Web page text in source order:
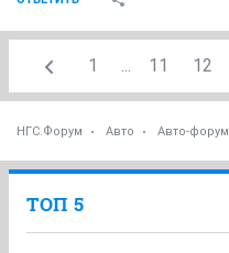
1 ... 11 12
НГС.Форум Авто Авто-форум
ТОП 5